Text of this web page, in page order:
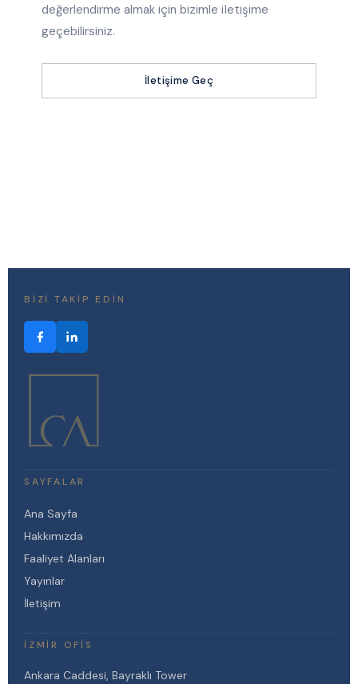
değerlendirme almak için bizimle iletişime
geçebilirsiniz.
İletişime Geç
BIZI TAKIP EDIN
SAYFALAR
Ana Sayfa
Hakkımızda
Faaliyet Alanları
Yayınlar
İletişim
İZMIR OFIS
Ankara Caddesi, Bayraklı Tower